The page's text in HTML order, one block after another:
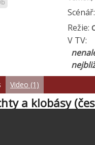
Scénář:
Režie:
V TV:
Video (1)
a klobásy